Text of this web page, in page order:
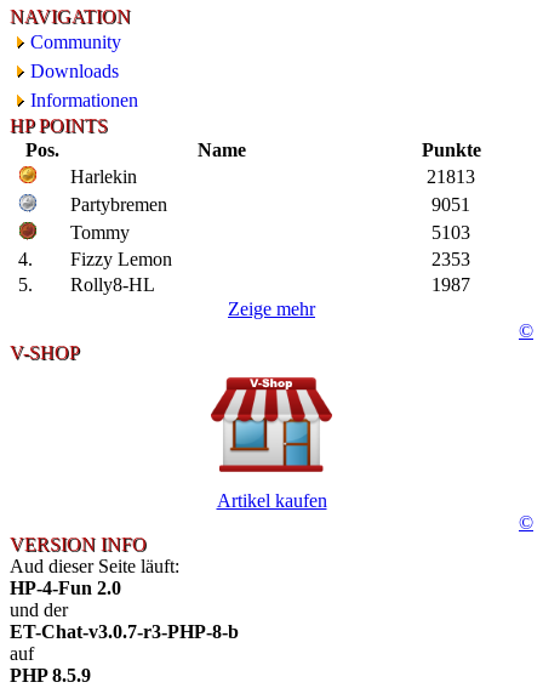
NAVIGATION
Community
Downloads
Informationen
HP POINTS
Pos.
Name
Punkte
Harlekin
21813
Partybremen
9051
Tommy
5103
4.
Fizzy Lemon
2353
5.
Rolly8-HL
1987
Zeige mehr
©
V-SHOP
Artikel kaufen
©
VERSION INFO
Aud dieser Seite läuft:
HP-4-Fun 2.0
und der
ET-Chat-v3.0.7-r3-PHP-8-b
auf
PHP 8.5.9